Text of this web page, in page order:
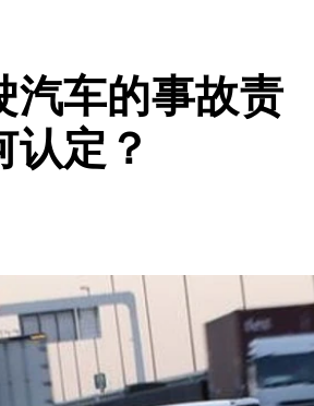
汽车的事故责
认定？